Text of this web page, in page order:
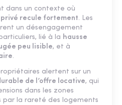
dans un contexte où
recule fortement. Les
un désengagement
lié à la hausse
peu lisible, et à
.
alertent sur un
de l’offre locative, qui
dans les zones
par la rareté des logements